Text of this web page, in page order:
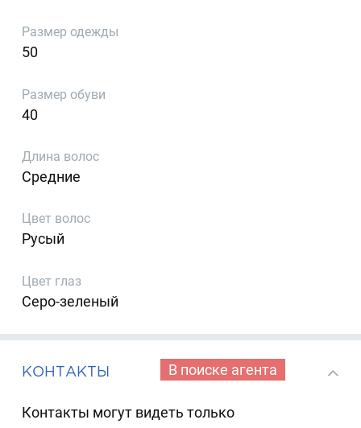
Размер одежды
50
Размер обуви
40
Длина волос
Средние
Цвет волос
Русый
Цвет глаз
Серо-зеленый
КОНТАКТЫ В поиске агента
Контакты могут видеть только